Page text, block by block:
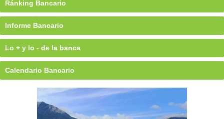
Ránking Bancario
Informe Bancario
Lo + y lo - de la banca
Calendario Bancario